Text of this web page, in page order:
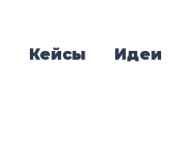
Кейсы Идеи